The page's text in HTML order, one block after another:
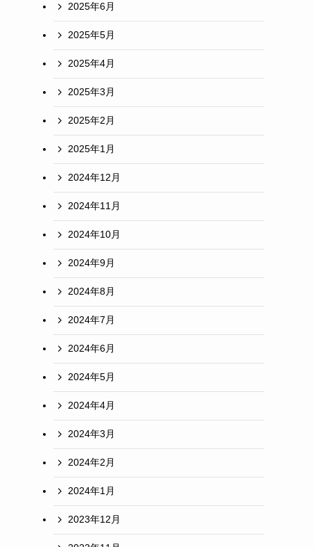
2025年6月
2025年5月
2025年4月
2025年3月
2025年2月
2025年1月
2024年12月
2024年11月
2024年10月
2024年9月
2024年8月
2024年7月
2024年6月
2024年5月
2024年4月
2024年3月
2024年2月
2024年1月
2023年12月